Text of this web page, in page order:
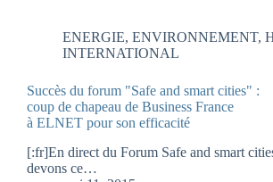
ENERGIE, ENVIRONNEMENT,
INTERNATIONAL
Succès du forum "Safe and smart cities" :
coup de chapeau de Business France
à ELNET pour son efficacité
[:fr]En direct du Forum Safe and smart
devons ce…